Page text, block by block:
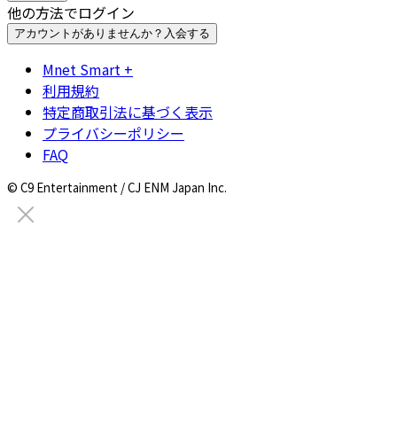
他の方法でログイン
アカウントがありませんか？ 入会する
Mnet Smart +
利用規約
特定商取引法に基づく表示
プライバシーポリシー
FAQ
© C9 Entertainment / CJ ENM Japan Inc.